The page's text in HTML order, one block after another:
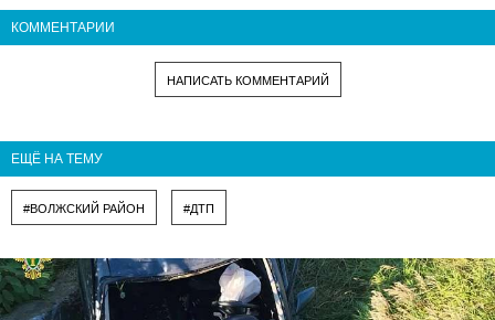
КОММЕНТАРИИ
НАПИСАТЬ КОММЕНТАРИЙ
ЕЩЁ НА ТЕМУ
#ВОЛЖСКИЙ РАЙОН #ДТП